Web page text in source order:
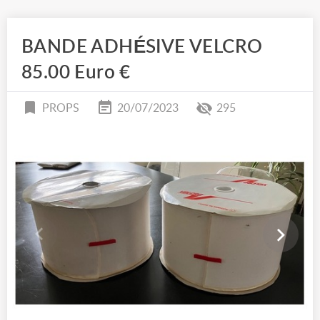
BANDE ADHÉSIVE VELCRO
85.00 Euro €
PROPS 20/07/2023 295